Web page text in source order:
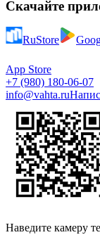
Скачайте
RuStore
App Store
+7 (980) 180-06-07
info@vahta.ru
Наведите камеру